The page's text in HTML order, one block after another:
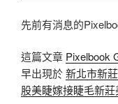
先前有消息的
這篇文章 Pixelbook
早出現於新北市新
股美睫嫁接睫毛新